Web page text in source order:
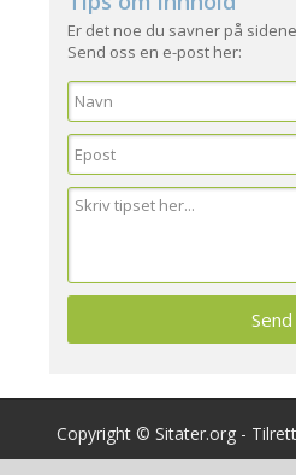
Er det noe du savner på
Send oss en e-post her:
Copyright © Sitater.org -